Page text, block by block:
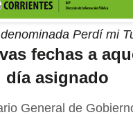
Perdí mi
fechas a
día asignado
General de